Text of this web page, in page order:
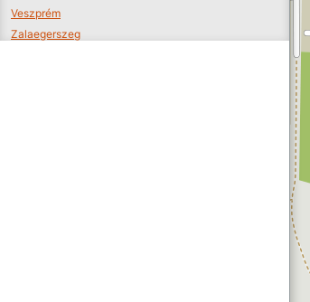
Veszprém
Zalaegerszeg